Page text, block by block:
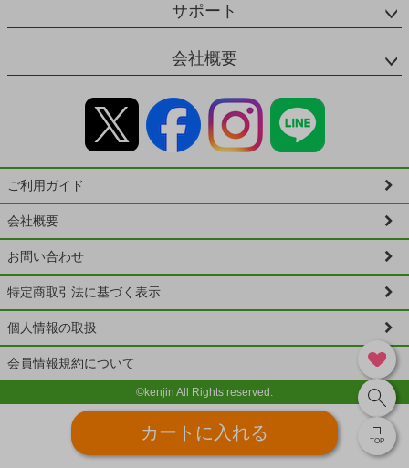
サポート
会社概要
ご利用ガイド
会社概要
お問い合わせ
特定商取引法に基づく表示
個人情報の取扱
会員情報規約について
©kenjin All Rights reserved.
TOP
カートに入れる